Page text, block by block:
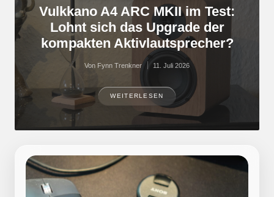
Vulkkano A4 ARC MKII im Test:
Lohnt sich das Upgrade der
kompakten Aktivlautsprecher?
Posted
Von Fynn Trenkner 11. Juli 2026
WEITERLESEN